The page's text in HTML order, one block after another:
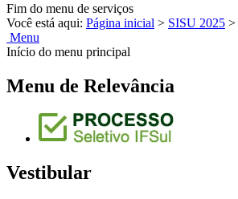
Fim do menu de serviços
Você está aqui: Página inicial > SISU 2025 >
Menu
Início do menu principal
Menu de Relevância
Vestibular